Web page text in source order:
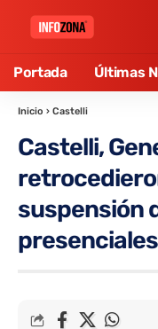
Portada Últimas
Inicio › Castelli
Castelli,
suspensión
presenciales